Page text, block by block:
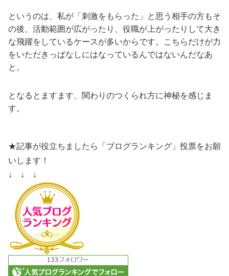
というのは、私が「刺激をもらった」と思う相手の方もそ
の後、活動範囲が広がったり、役職が上がったりして大き
な飛躍をしているケースが多いからです。こちらだけが力
をいただきっぱなしにはなっているんではないんだなあ
と。
となるとますます、関わりのつくられ方に神秘を感じま
す。
★記事が役立ちましたら「ブログランキング」投票をお願
いします！
↓ ↓ ↓